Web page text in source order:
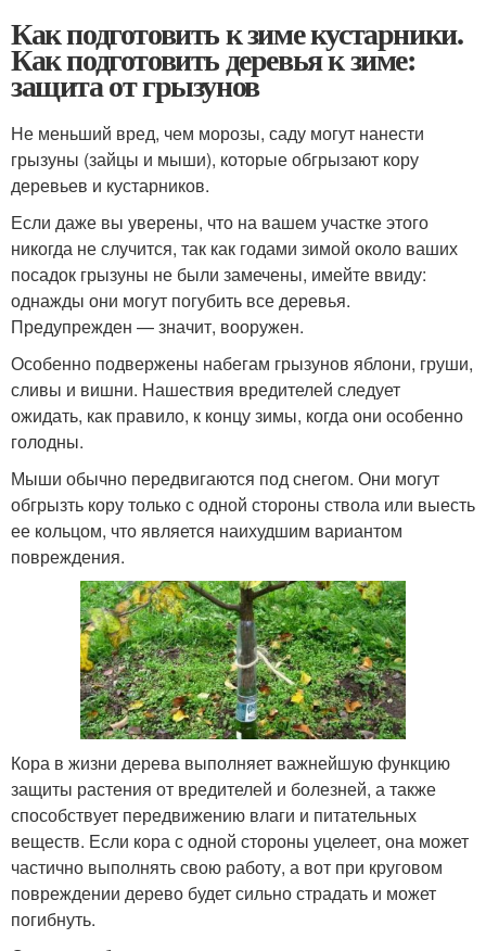
Как подготовить к зиме кустарники.
Как подготовить деревья к зиме:
защита от грызунов
Не меньший вред, чем морозы, саду могут нанести
грызуны (зайцы и мыши), которые обгрызают кору
деревьев и кустарников.
Если даже вы уверены, что на вашем участке этого
никогда не случится, так как годами зимой около ваших
посадок грызуны не были замечены, имейте ввиду:
однажды они могут погубить все деревья.
Предупрежден — значит, вооружен.
Особенно подвержены набегам грызунов яблони, груши,
сливы и вишни. Нашествия вредителей следует
ожидать, как правило, к концу зимы, когда они особенно
голодны.
Мыши обычно передвигаются под снегом. Они могут
обгрызть кору только с одной стороны ствола или выесть
ее кольцом, что является наихудшим вариантом
повреждения.
Кора в жизни дерева выполняет важнейшую функцию
защиты растения от вредителей и болезней, а также
способствует передвижению влаги и питательных
веществ. Если кора с одной стороны уцелеет, она может
частично выполнять свою работу, а вот при круговом
повреждении дерево будет сильно страдать и может
погибнуть.